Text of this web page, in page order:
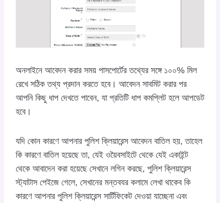
অনলাইনে আবেদন করার সময় পাসপোর্টের তথ্যের সঙ্গে ১০০% মিল
রেখে সঠিক তথ্য প্রদান করতে হবে। আবেদন সাবমিট করার পর
আপনি কিছু ধাপ দেখতে পাবেন, যা প্রতিটি ধাপ কমপ্লিট হলে আপডেট
হবে।
যদি কোন কারণে আপনার পুলিশ ক্লিয়ারেন্স আবেদন বাতিল হয়, তাহেল
কি কারণে বাতিল হয়েছে তা, যেই ওয়ৈবসাইটে থেকে যেই একাইন্ট
থেকে আবাদেন করা হয়েছে সেখানে লগিন করছে, পুলিশ ক্লিয়ারেন্স
স্ট্যাটাস পেইজে গেলে, সেখানের মন্তবযর কলামে লেখা থাকেব কি
কারণে আপনার পুলিশ ক্লিয়ারেন্স সার্টিফিকেট দেওয়া যাচ্ছেনা এবং